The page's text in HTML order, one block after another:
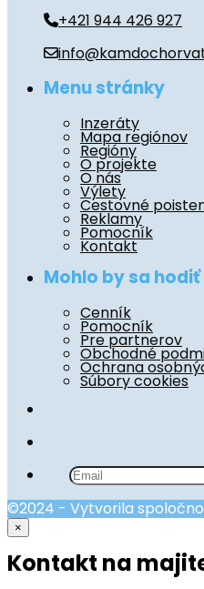
+421 944 426 927
Menu stránky
Inzeráty
Mapa regiónov
Regióny
O projekte
O nás
Výlety
Cestovné
Reklamy
Pomocník
Kontakt
Mohlo by sa hodiť
Cenník
Pomocník
Pre partnerov
Obchodné
Ochrana
Súbory cookies
©2024 - Vytvorila
×
Kontakt na